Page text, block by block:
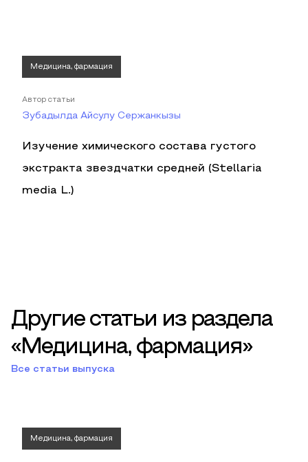
Медицина, фармация
Автор статьи
Зубадылда Айсулу Сержанкызы
Изучение химического состава густого
экстракта звездчатки средней (Stellaria
media L.)
Другие статьи из раздела
«Медицина, фармация»
Все статьи выпуска
Медицина, фармация